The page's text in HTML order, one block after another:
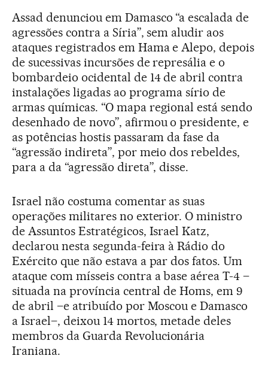
Assad denunciou em Damasco “a escalada de
agressões contra a Síria”, sem aludir aos
ataques registrados em Hama e Alepo, depois
de sucessivas incursões de represália e o
bombardeio ocidental de 14 de abril contra
instalações ligadas ao programa sírio de
armas químicas. “O mapa regional está sendo
desenhado de novo”, afirmou o presidente, e
as potências hostis passaram da fase da
“agressão indireta”, por meio dos rebeldes,
para a da “agressão direta”, disse.
Israel não costuma comentar as suas
operações militares no exterior. O ministro
de Assuntos Estratégicos, Israel Katz,
declarou nesta segunda-feira à Rádio do
Exército que não estava a par dos fatos. Um
ataque com mísseis contra a base aérea T-4 –
situada na província central de Homs, em 9
de abril –e atribuído por Moscou e Damasco
a Israel–, deixou 14 mortos, metade deles
membros da Guarda Revolucionária
Iraniana.